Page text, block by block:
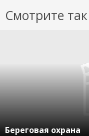
Смотрите
Береговая охрана